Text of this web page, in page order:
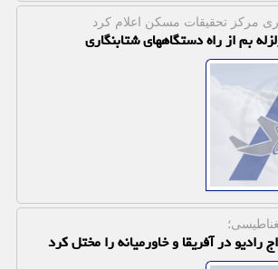
مركز تحقیقات مسكن اعلام كرد
در آفریقا و خاورمیانه را مختل کرد